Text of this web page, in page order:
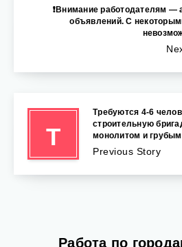
❗️Внимание работодателям —
объявлений. С
Т
Требуются 4-6
строительную
монолитом и
Previous Story
Работа по